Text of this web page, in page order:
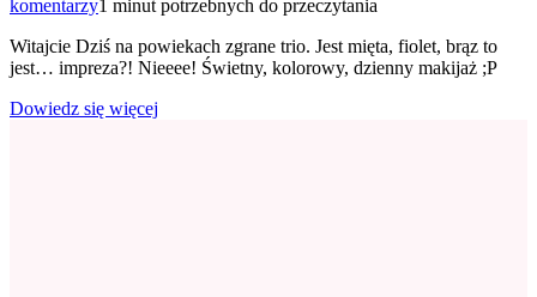
komentarzydo
Jest
i
i
1 minut potrzebnych do przeczytania
Witajcie Dziś na powiekach zgrane trio. Jest mięta, fiolet, brąz to
jest… impreza?! Nieeee! Świetny, kolorowy, dzienny makijaż ;P
Dowiedz się więcej